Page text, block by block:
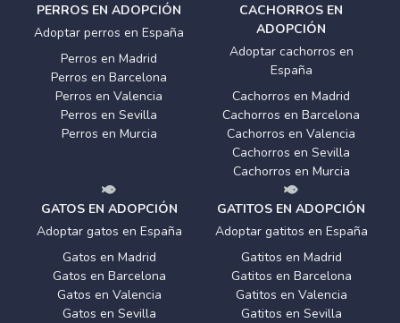
PERROS EN ADOPCIÓN
Adoptar perros en España
Perros en Madrid
Perros en Barcelona
Perros en Valencia
Perros en Sevilla
Perros en Murcia
CACHORROS EN
ADOPCIÓN
Adoptar cachorros en
España
Cachorros en Madrid
Cachorros en Barcelona
Cachorros en Valencia
Cachorros en Sevilla
Cachorros en Murcia
GATOS EN ADOPCIÓN
Adoptar gatos en España
Gatos en Madrid
Gatos en Barcelona
Gatos en Valencia
Gatos en Sevilla
GATITOS EN ADOPCIÓN
Adoptar gatitos en España
Gatitos en Madrid
Gatitos en Barcelona
Gatitos en Valencia
Gatitos en Sevilla